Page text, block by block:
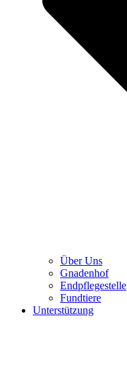
Über Uns
Gnadenhof
Endpflegestelle
Fundtiere
Unterstützung